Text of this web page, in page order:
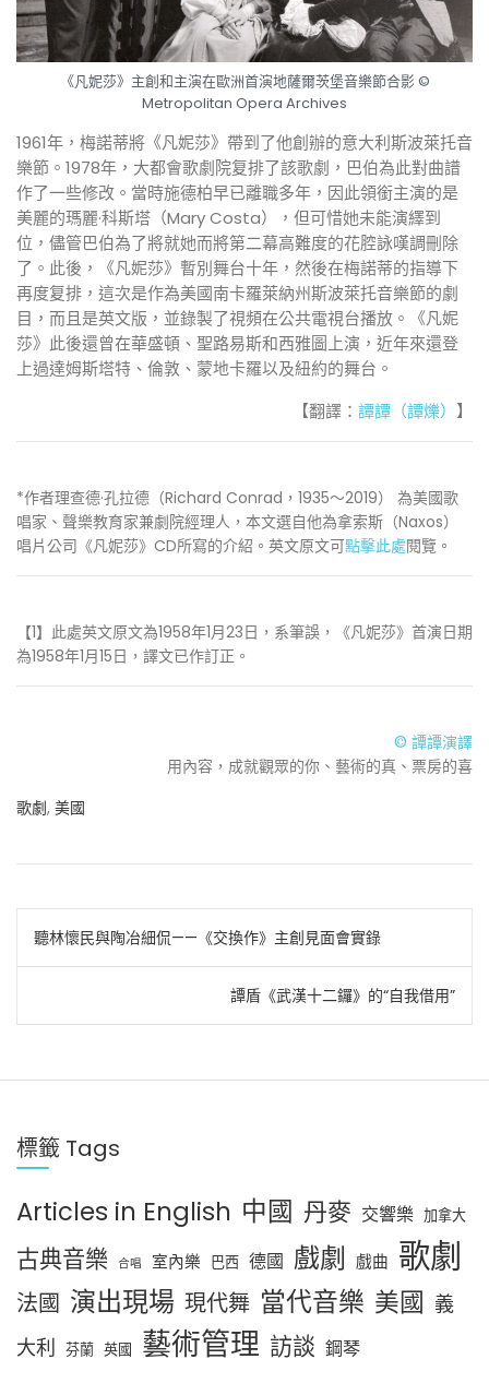
《凡妮莎》主創和主演在歐洲首演地薩爾茨堡音樂節合影 ©
Metropolitan Opera Archives
1961年，梅諾蒂將《凡妮莎》帶到了他創辦的意大利斯波萊托音
樂節。1978年，大都會歌劇院复排了該歌劇，巴伯為此對曲譜
作了一些修改。當時施德柏早已離職多年，因此領銜主演的是
美麗的瑪麗·科斯塔（Mary Costa），但可惜她未能演繹到
位，儘管巴伯為了將就她而將第二幕高難度的花腔詠嘆調刪除
了。此後，《凡妮莎》暫別舞台十年，然後在梅諾蒂的指導下
再度复排，這次是作為美國南卡羅萊納州斯波萊托音樂節的劇
目，而且是英文版，並錄製了視頻在公共電視台播放。《凡妮
莎》此後還曾在華盛頓、聖路易斯和西雅圖上演，近年來還登
上過達姆斯塔特、倫敦、蒙地卡羅以及紐約的舞台。
【翻譯： 譚譚（譚爍） 】
*作者理查德·孔拉德（Richard Conrad，1935～2019） 為美國歌
唱家、聲樂教育家兼劇院經理人，本文選自他為拿索斯（Naxos）
唱片公司《凡妮莎》CD所寫的介紹。英文原文可點擊此處閱覽。
【1】此處英文原文為1958年1月23日，系筆誤，《凡妮莎》首演日期
為1958年1月15日，譯文已作訂正。
© 譚譚演譯
用內容，成就觀眾的你、藝術的真、票房的喜
歌劇, 美國
文
章
聽林懷民與陶冶細侃——《交換作》主創見面會實錄
譚盾《武漢十二鑼》的“自我借用”
標籤 Tags
Articles in English 中國 丹麥 交響樂 加拿大
古典音樂 合唱 室內樂 巴西 德國 戲劇 戲曲 歌劇
法國 演出現場 現代舞 當代音樂 美國 義
大利 芬蘭 英國 藝術管理 訪談 鋼琴